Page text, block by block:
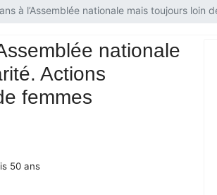
à l’Assemblée nationale mais toujours
nationale
Actions
femmes
50 ans